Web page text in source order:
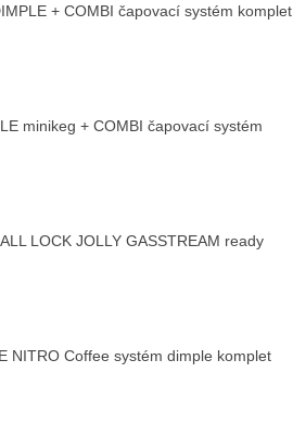
+ COMBI čapovací systém komplet
minikeg + COMBI čapovací systém
LOCK JOLLY GASSTREAM ready
NITRO Coffee systém dimple komplet